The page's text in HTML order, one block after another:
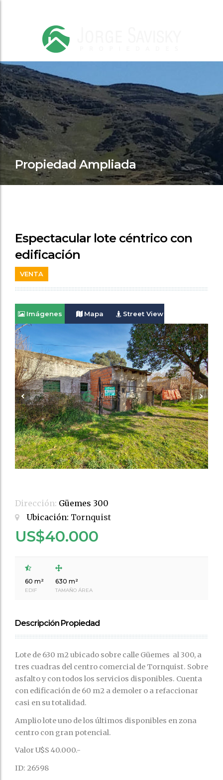
Propiedad Ampliada
Espectacular lote céntrico con
edificación
VENTA
Imágenes Mapa Street View
Dirección: Güemes 300
Ubicación: Tornquist
US$40.000
60 m²
EDIF
630 m²
TAMAÑO ÁREA
Descripción Propiedad
Lote de 630 m2 ubicado sobre calle Güemes al 300, a
tres cuadras del centro comercial de Tornquist. Sobre
asfalto y con todos los servicios disponibles. Cuenta
con edificación de 60 m2 a demoler o a refaccionar
casi en su totalidad.
Amplio lote uno de los últimos disponibles en zona
centro con gran potencial.
Valor U$S 40.000.-
ID: 26598